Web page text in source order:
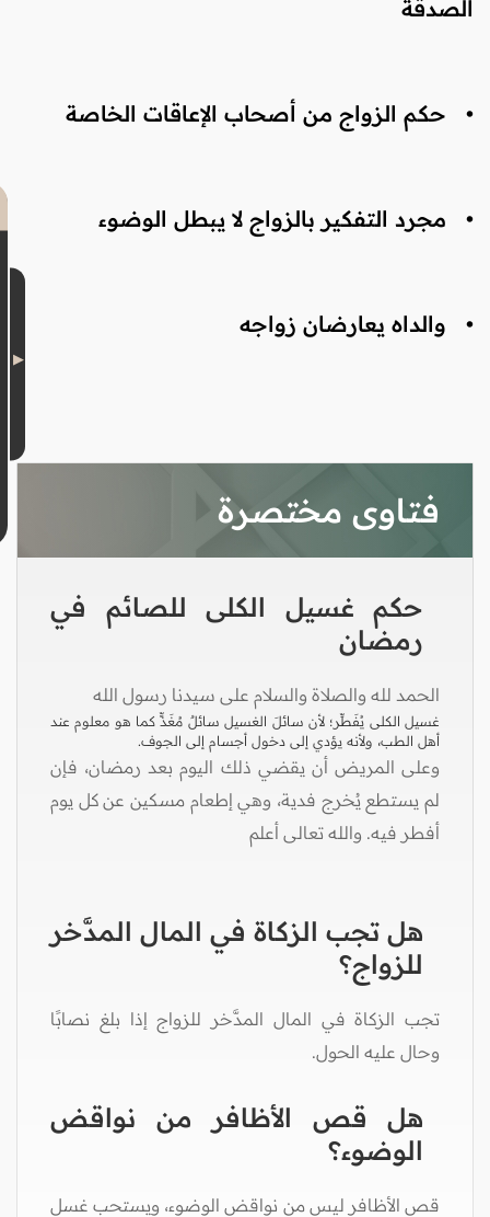
الصدقة
• حكم الزواج من أصحاب الإعاقات الخاصة
• مجرد التفكير بالزواج لا يبطل الوضوء
• والداه يعارضان زواجه
فتاوى مختصرة
حكم غسيل الكلى للصائم في
رمضان
الحمد لله والصلاة والسلام على سيدنا رسول الله
غسيل الكلى يُفَطِّر؛ لأن سائلَ الغسيل سائلٌ مُغَذٍّ كما هو معلوم عند
أهل الطب، ولأنه يؤدي إلى دخول أجسام إلى الجوف.
وعلى المريض أن يقضي ذلك اليوم بعد رمضان، فإن
لم يستطع يُخرج فدية، وهي إطعام مسكين عن كل يوم
أفطر فيه. والله تعالى أعلم
هل تجب الزكاة في المال المدَّخر
للزواج؟
تجب الزكاة في المال المدَّخر للزواج إذا بلغ نصابًا
وحال عليه الحول.
هل قص الأظافر من نواقض
الوضوء؟
قص الأظافر ليس من نواقض الوضوء، ويستحب غسل